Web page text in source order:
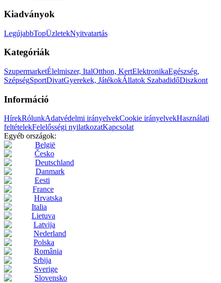
Kiadványok
LegújabbTopÜzletekNyitvatartás
Kategóriák
SzupermarketÉlelmiszer, ItalOtthon, KertElektronikaEgészség,
SzépségSportDivatGyerekek, JátékokÁllatok SzabadidőDiszkont
Információ
HírekRólunkAdatvédelmi irányelvekCookie irányelvekHasználati
feltételekFelelősségi nyilatkozatKapcsolat
Egyéb országok:
België
Česko
Deutschland
Danmark
Eesti
France
Hrvatska
Italia
Lietuva
Latvija
Nederland
Polska
România
Srbija
Sverige
Slovensko